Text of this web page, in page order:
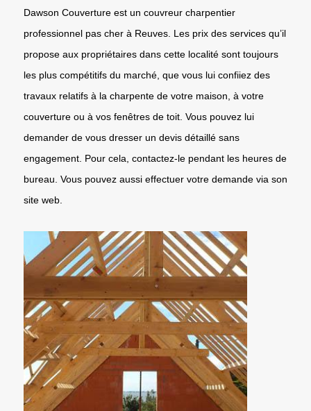
Dawson Couverture est un couvreur charpentier
professionnel pas cher à Reuves. Les prix des services qu’il
propose aux propriétaires dans cette localité sont toujours
les plus compétitifs du marché, que vous lui confiiez des
travaux relatifs à la charpente de votre maison, à votre
couverture ou à vos fenêtres de toit. Vous pouvez lui
demander de vous dresser un devis détaillé sans
engagement. Pour cela, contactez-le pendant les heures de
bureau. Vous pouvez aussi effectuer votre demande via son
site web.